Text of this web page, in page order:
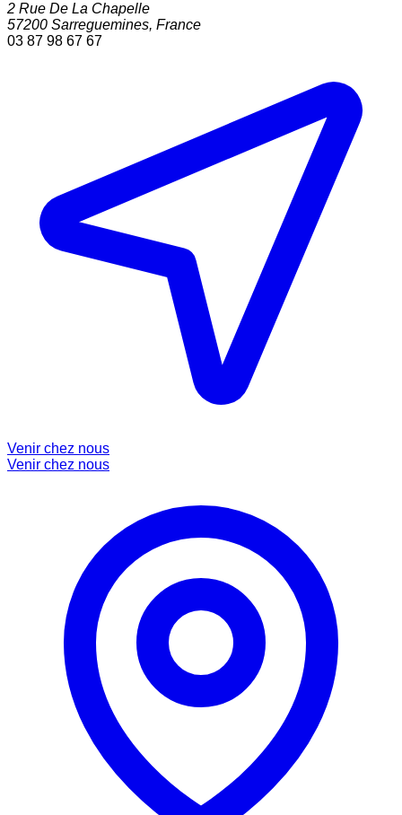
2 Rue De La Chapelle
57200 Sarreguemines, France
03 87 98 67 67
Venir chez nous
Venir chez nous